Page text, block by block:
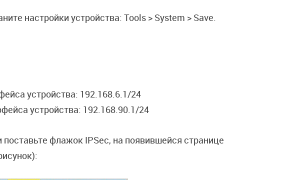
настройки устройства: Tools > System > Save.
устройства: 192.168.6.1/24
устройства: 192.168.90.1/24
флажок IPSec, на появившейся странице